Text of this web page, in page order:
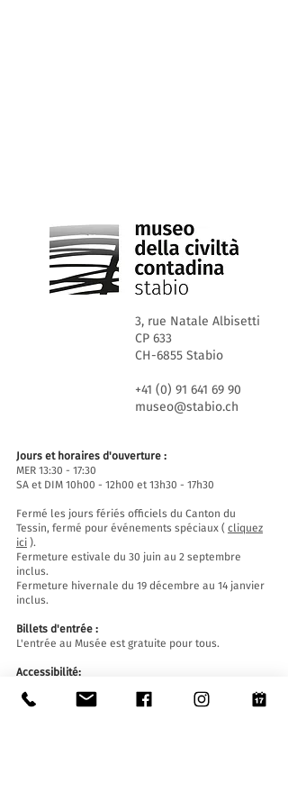
3, rue Natale Albisetti
CP 633
CH-6855 Stabio
+41 (0) 91 641 69 90
museo@stabio.ch
Jours et horaires d'ouverture :
MER 13:30 - 17:30
SA et DIM 10h00 - 12h00 et 13h30 - 17h30
Fermé les jours fériés officiels du Canton du
Tessin, fermé pour événements spéciaux ( cliquez
ici ).
Fermeture estivale du 30 juin au 2 septembre
inclus.
Fermeture hivernale du 19 décembre au 14 janvier
inclus.
Billets d'entrée :
L'entrée au Musée est gratuite pour tous.
Accessibilité:
140 cm, largeur de porte 90 cm, largeur intérieure